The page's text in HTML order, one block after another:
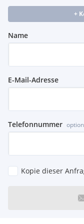
+
Name
E-Mail-Adresse
Telefonnummer
Kopie dieser